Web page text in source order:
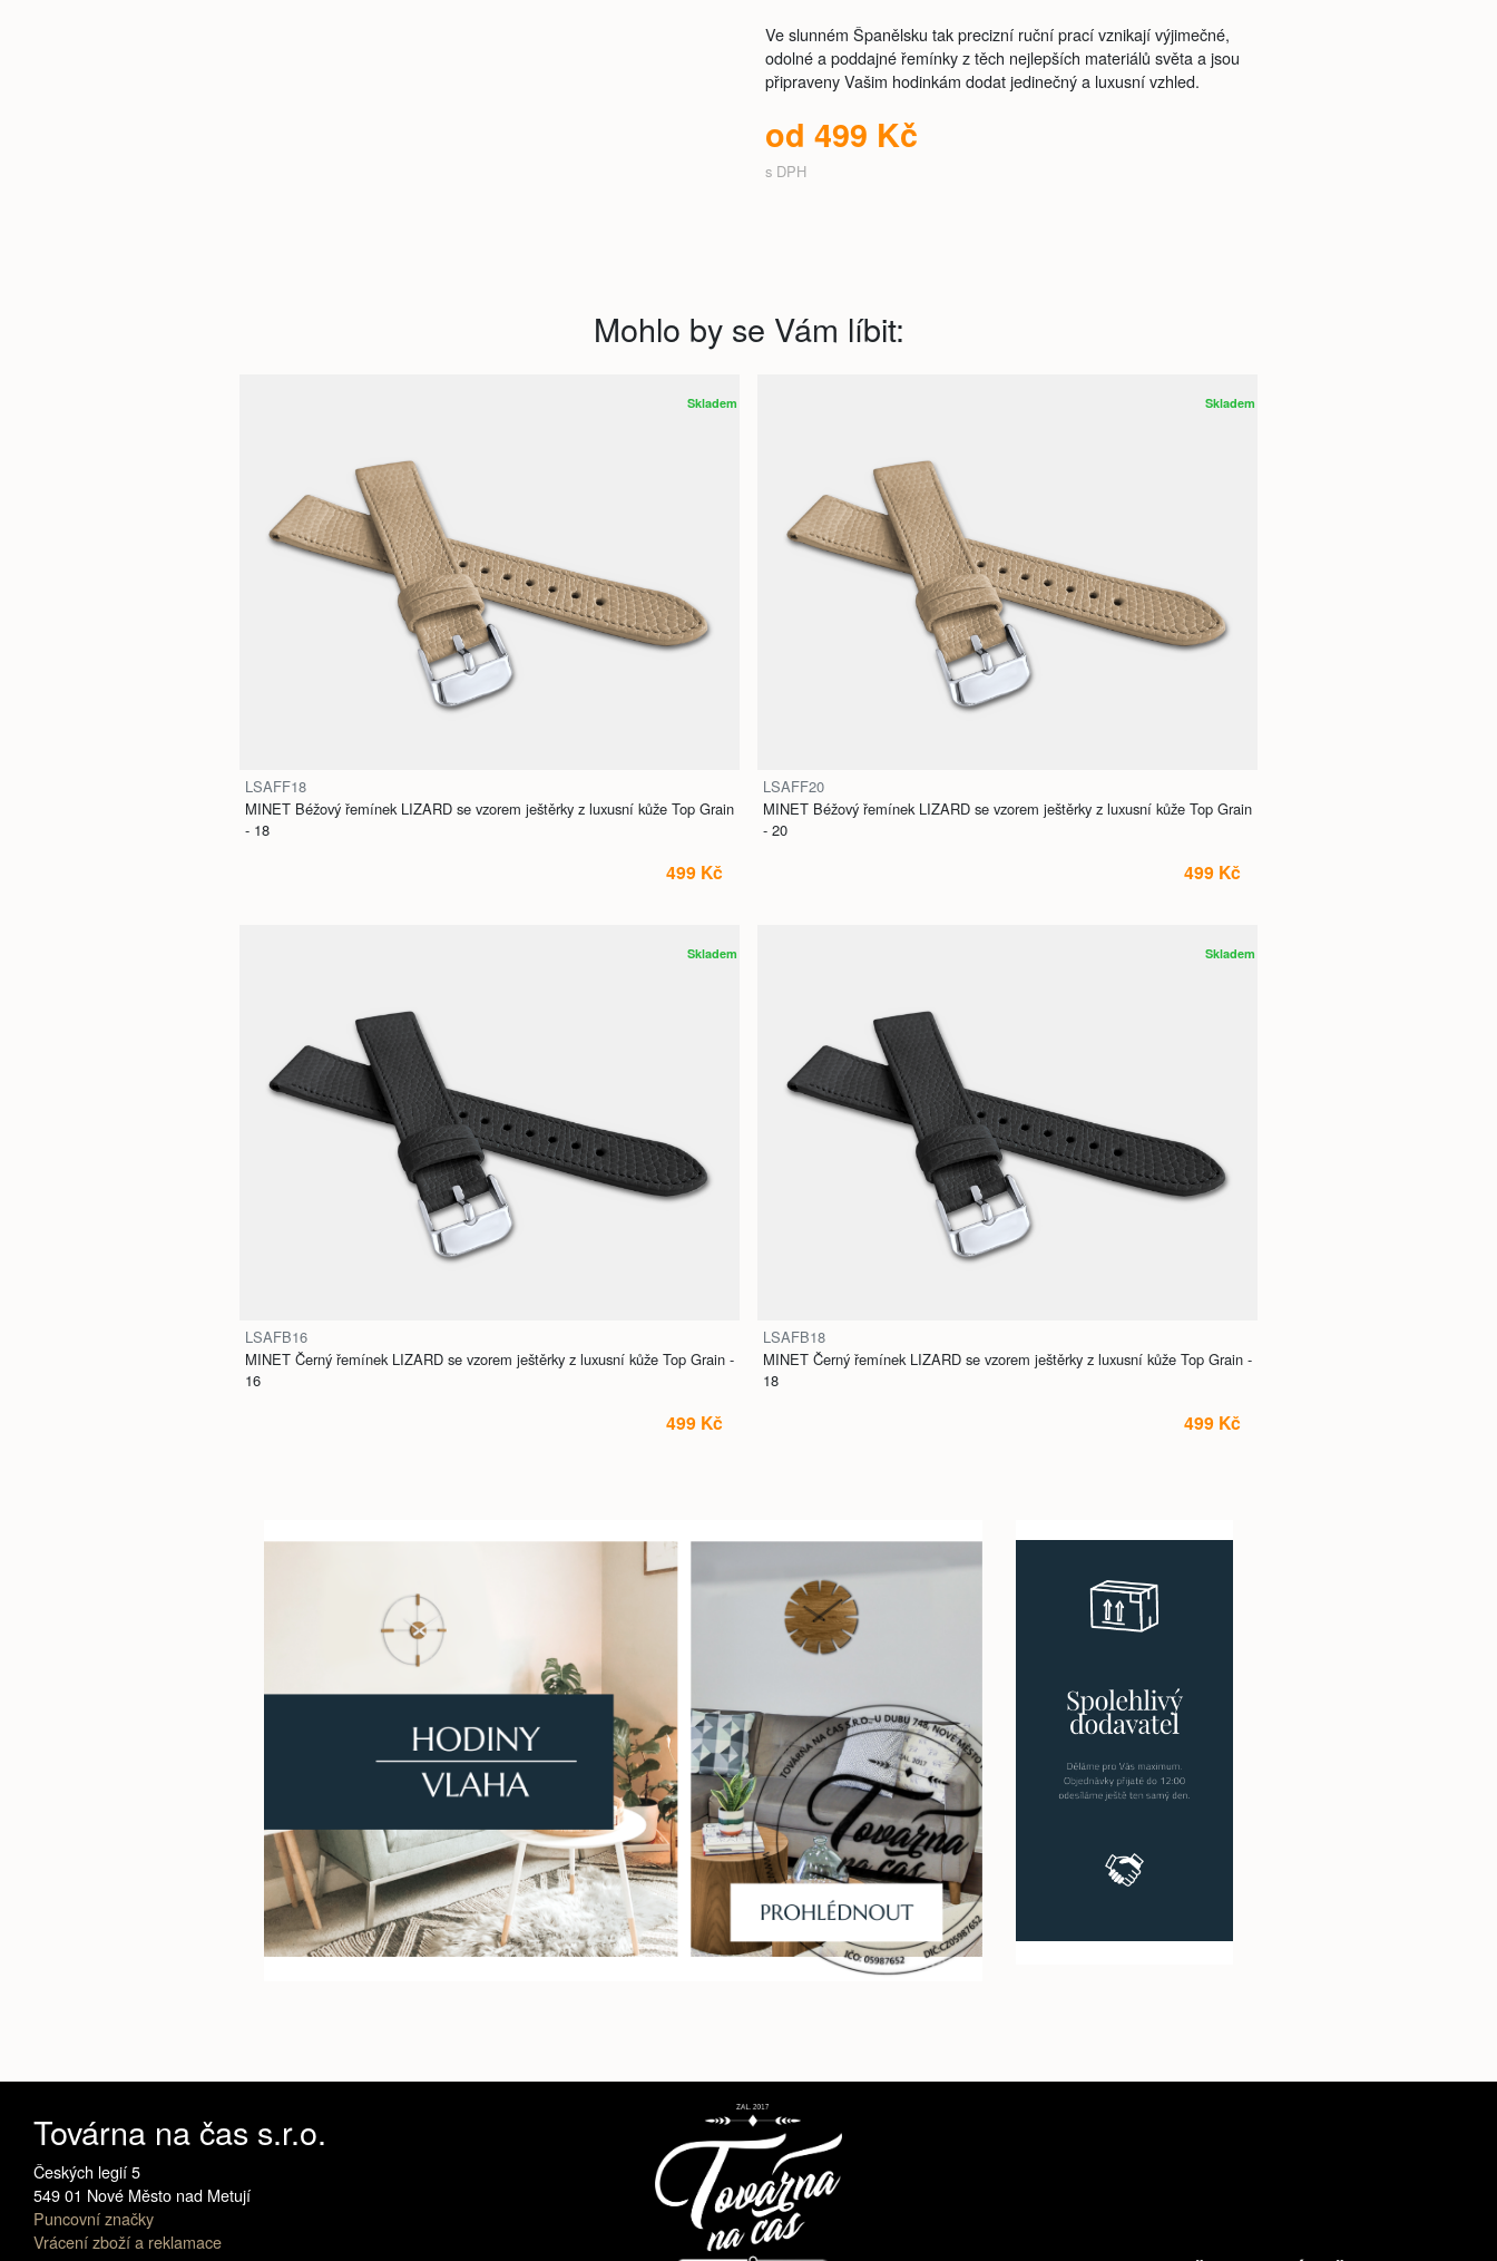
Ve slunném Španělsku tak precizní ruční prací vznikají výjimečné,
odolné a poddajné řemínky z těch nejlepších materiálů světa a jsou
připraveny Vašim hodinkám dodat jedinečný a luxusní vzhled.
od 499 Kč
s DPH
Mohlo by se Vám líbit:
Skladem
LSAFF18
MINET Béžový řemínek LIZARD se vzorem ještěrky z luxusní kůže Top Grain
- 18
499 Kč
Skladem
LSAFF20
MINET Béžový řemínek LIZARD se vzorem ještěrky z luxusní kůže Top Grain
- 20
499 Kč
Skladem
LSAFB16
MINET Černý řemínek LIZARD se vzorem ještěrky z luxusní kůže Top Grain -
16
499 Kč
Skladem
LSAFB18
MINET Černý řemínek LIZARD se vzorem ještěrky z luxusní kůže Top Grain -
18
499 Kč
Továrna na čas s.r.o.
Českých legií 5
549 01 Nové Město nad Metují
Puncovní značky
Vrácení zboží a reklamace